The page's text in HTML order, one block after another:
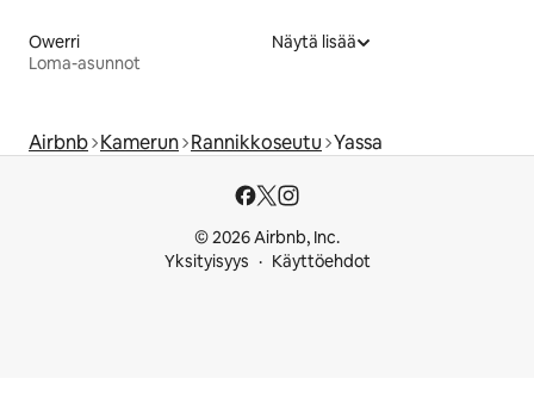
Owerri
Loma-asunnot
Näytä lisää
Airbnb Kamerun Rannikkoseutu Yassa
© 2026 Airbnb, Inc.
Yksityisyys
Käyttöehdot